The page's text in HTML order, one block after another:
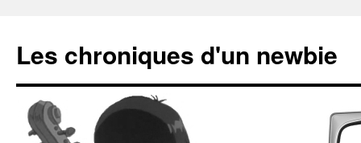
Les chroniques d'un newbie